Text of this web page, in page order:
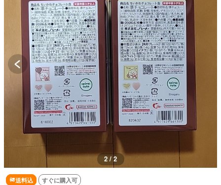
2 / 2
送料込 すぐに購入可